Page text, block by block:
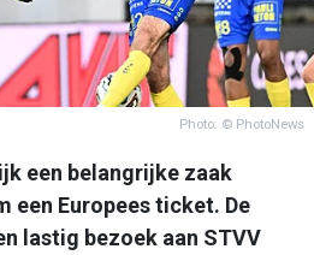
Photo: © PhotoNews
een belangrijke zaak
een Europees ticket. De
lastig bezoek aan STVV